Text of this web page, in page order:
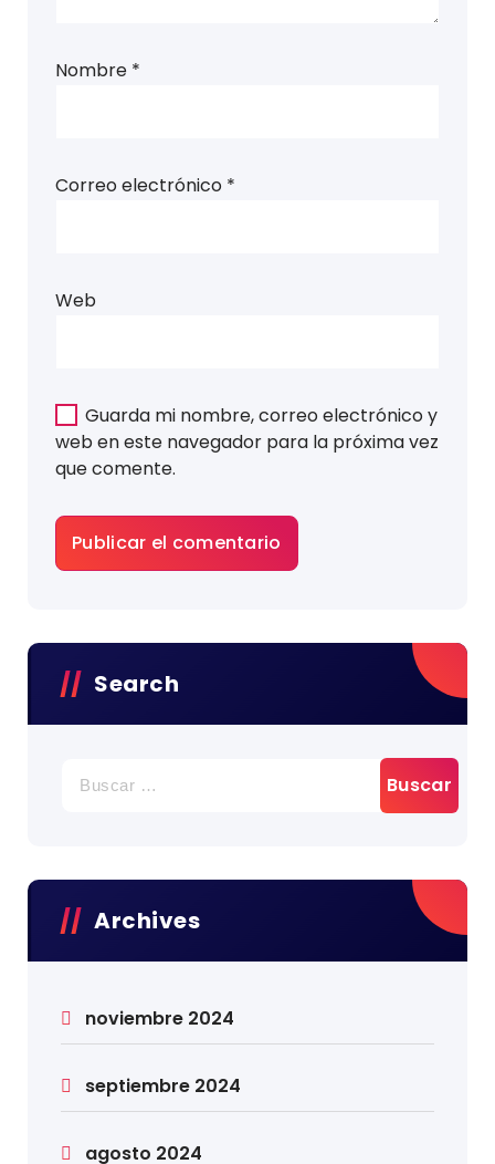
Nombre *
Correo electrónico *
Web
Guarda mi nombre, correo electrónico y
web en este navegador para la próxima vez
que comente.
Search
Archives
noviembre 2024
septiembre 2024
agosto 2024